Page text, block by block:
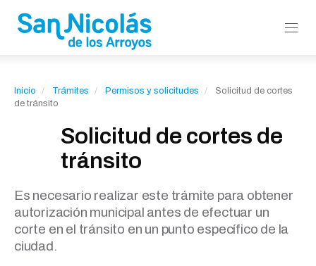
Inicio Trámites Permisos y solicitudes
Solicitud de cortes
de tránsito
Solicitud de cortes de
tránsito
Es necesario realizar este trámite para obtener
autorización municipal antes de efectuar un
corte en el tránsito en un punto específico de la
ciudad.